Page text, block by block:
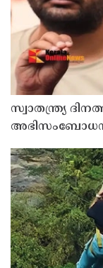
സ്വാതന്ത്ര്യ